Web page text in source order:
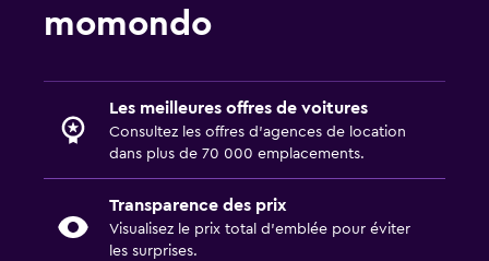
momondo
Les meilleures offres de voitures
Consultez les offres d’agences de location
dans plus de 70 000 emplacements.
Transparence des prix
Visualisez le prix total d’emblée pour éviter
les surprises.